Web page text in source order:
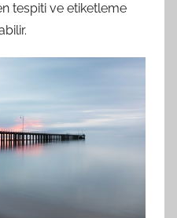
tespiti ve etiketleme